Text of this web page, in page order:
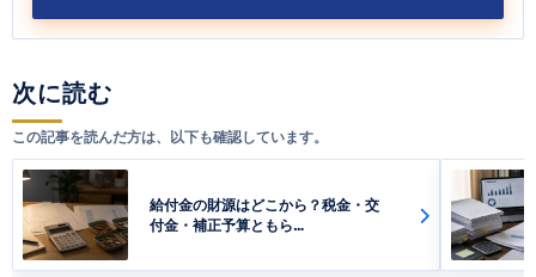
次に読む
この記事を読んだ方は、以下も確認しています。
給付金の財源はどこから？税金・交
付金・補正予算ともら…